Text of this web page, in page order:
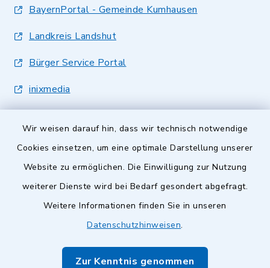
Wir weisen darauf hin, dass wir technisch notwendige
Cookies einsetzen, um eine optimale Darstellung unserer
Website zu ermöglichen. Die Einwilligung zur Nutzung
weiterer Dienste wird bei Bedarf gesondert abgefragt.
Weitere Informationen finden Sie in unseren
Datenschutzhinweisen.
Zur Kenntnis genommen
BayernPortal - Gemeinde Kumhausen
Landkreis Landshut
Bürger Service Portal
inixmedia
Barrierefreiheit